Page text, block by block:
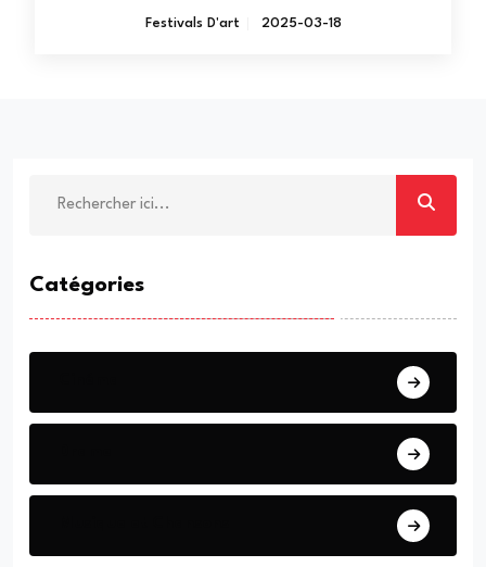
entier
Festivals D'art 2025-03-18
Catégories